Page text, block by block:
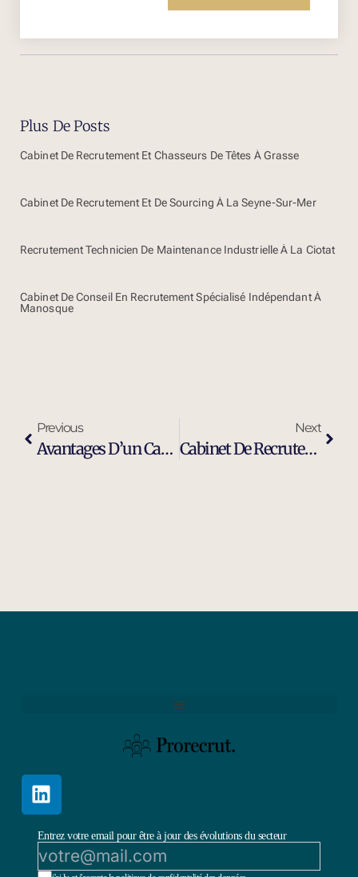
Plus De Posts
Cabinet De Recrutement Et Chasseurs De Têtes À Grasse
Cabinet De Recrutement Et De Sourcing À La Seyne-Sur-Mer
Recrutement Technicien De Maintenance Industrielle À La Ciotat
Cabinet De Conseil En Recrutement Spécialisé Indépendant À
Manosque
Previous
Avantages D’un Cabinet De Recrutement Moderne Et Efficace À Berre-L-Etang
Next
Cabinet De Recrutement Et De Sourcing À Berre-L-Etang
Entrez votre email pour être à jour des évolutions du secteur